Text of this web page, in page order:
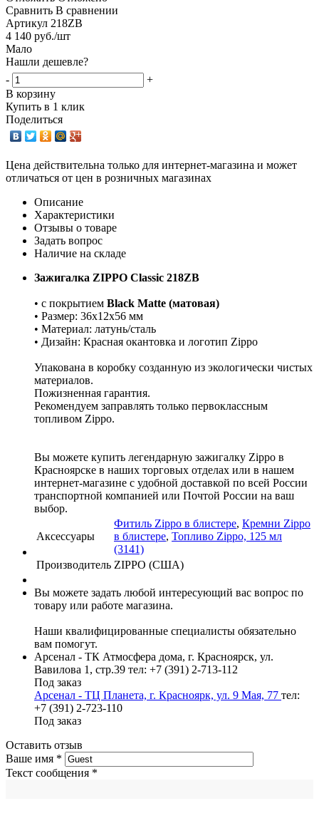
Сравнить В сравнении
Артикул 218ZB
4 140 руб./шт
Мало
Нашли дешевле?
-
+
В корзину
Купить в 1 клик
Поделиться
Цена действительна только для интернет-магазина и может
отличаться от цен в розничных магазинах
Описание
Характеристики
Отзывы о товаре
Задать вопрос
Наличие на складе
Зажигалка ZIPPO Classic 218ZB
• с покрытием Black Matte (матовая)
• Размер: 36x12x56 мм
• Материал: латунь/сталь
• Дизайн: Красная окантовка и логотип Zippo
Упакована в коробку созданную из экологически чистых
материалов.
Пожизненная гарантия.
Рекомендуем заправлять только первоклассным
топливом Zippо.
Вы можете купить легендарную зажигалку Zippo в
Красноярске в наших торговых отделах или в нашем
интернет-магазине с удобной доставкой по всей России
транспортной компанией или Почтой России на ваш
выбор.
Аксессуары
Фитиль Zippo в блистере, Кремни Zippo
в блистере, Топливо Zippo, 125 мл
(3141)
Производитель ZIPPO (США)
Вы можете задать любой интересующий вас вопрос по
товару или работе магазина.
Наши квалифицированные специалисты обязательно
вам помогут.
Арсенал - ТК Атмосфера дома, г. Красноярск, ул.
Вавилова 1, стр.39 тел: +7 (391) 2-713-112
Под заказ
Арсенал - ТЦ Планета, г. Красноярк, ул. 9 Мая, 77 тел:
+7 (391) 2-723-110
Под заказ
Оставить отзыв
Ваше имя *
Текст сообщения *